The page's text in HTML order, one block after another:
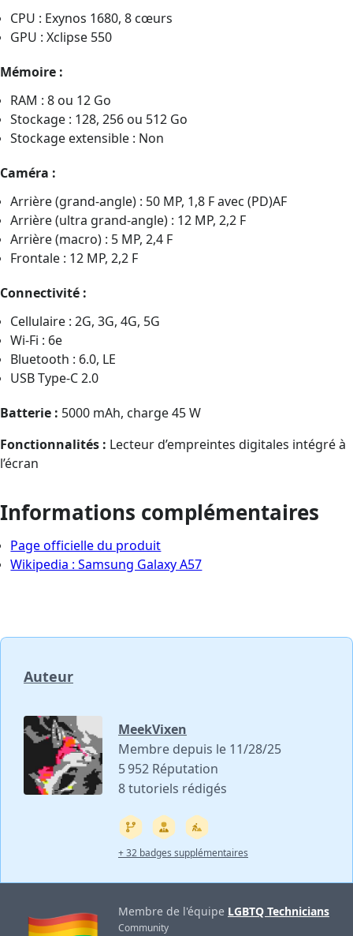
CPU : Exynos 1680, 8 cœurs
GPU : Xclipse 550
Mémoire :
RAM : 8 ou 12 Go
Stockage : 128, 256 ou 512 Go
Stockage extensible : Non
Caméra :
Arrière (grand-angle) : 50 MP, 1,8 F avec (PD)AF
Arrière (ultra grand-angle) : 12 MP, 2,2 F
Arrière (macro) : 5 MP, 2,4 F
Frontale : 12 MP, 2,2 F
Connectivité :
Cellulaire : 2G, 3G, 4G, 5G
Wi-Fi : 6e
Bluetooth : 6.0, LE
USB Type-C 2.0
Batterie : 5000 mAh, charge 45 W
Fonctionnalités : Lecteur d’empreintes digitales intégré à
l’écran
Informations complémentaires
Page officielle du produit
Wikipedia : Samsung Galaxy A57
Auteur
MeekVixen
Membre depuis le 11/28/25
5 952 Réputation
8 tutoriels rédigés
+ 32 badges supplémentaires
Membre de l'équipe LGBTQ Technicians
Community